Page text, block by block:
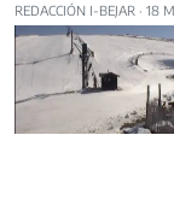
REDACCIÓN I-BEJAR · 18